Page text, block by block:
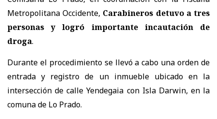
Metropolitana Occidente, Carabineros detuvo a tres
personas y logró importante incautación de
droga.
Durante el procedimiento se llevó a cabo una orden de
entrada y registro de un inmueble ubicado en la
intersección de calle Yendegaia con Isla Darwin, en la
comuna de Lo Prado.